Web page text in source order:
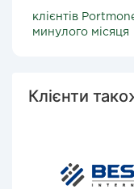
клієнтів
минулого місяця
Клієнти